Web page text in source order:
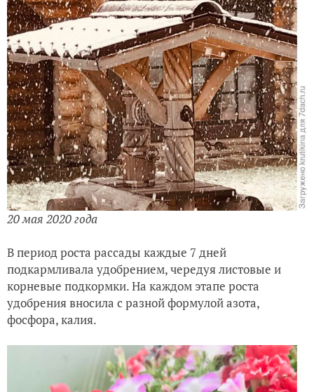
20 мая 2020 года
В период роста рассады каждые 7 дней
подкармливала удобрением, чередуя листовые и
корневые подкормки. На каждом этапе роста
удобрения вносила с разной формулой азота,
фосфора, калия.